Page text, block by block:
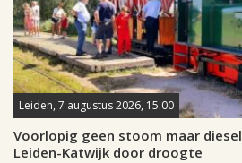
Leiden, 7 augustus 2026, 15:00
Voorlopig geen stoom maar
Leiden-Katwijk door droogte